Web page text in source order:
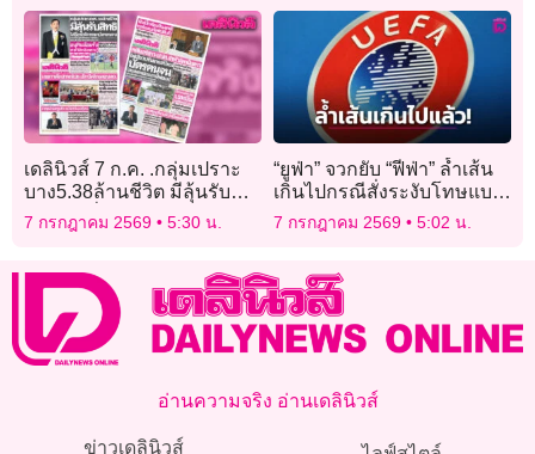
เดลินิวส์ 7 ก.ค. .กลุ่มเปราะ
บาง5.38ล้านชีวิต มีลุ้นรับ
สิทธิ ใส่ชื่อรอพิจารณาบัตร
คนจน
7 กรกฎาคม 2569 5:30 น.
“ยูฟ่า” จวกยับ “ฟีฟ่า” ล้ำเส้น
เกินไปกรณีสั่งระงับโทษแบน
“บาโลกุน”
7 กรกฎาคม 2569 5:02 น.
อ่านความจริง อ่านเดลินิวส์
ข่าวเดลินิวส์